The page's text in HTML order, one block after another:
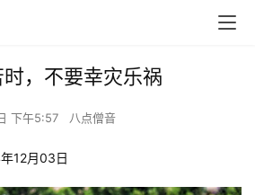
，不要幸灾乐祸
下午5:57 八点僧音
12月03日